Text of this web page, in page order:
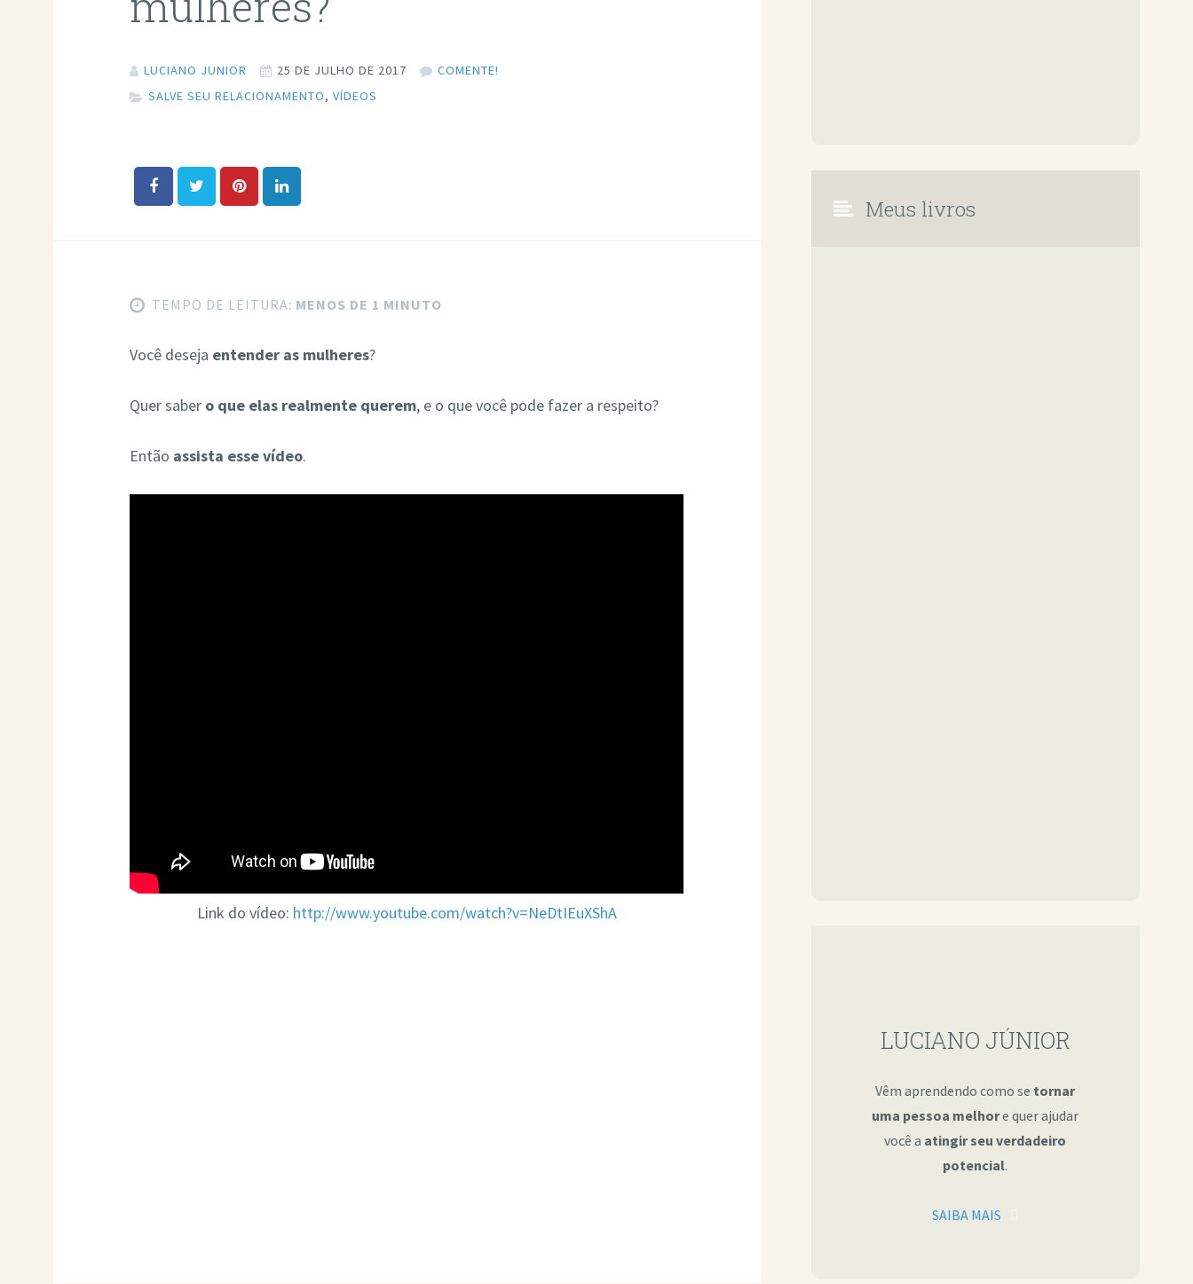
LUCIANO JUNIOR 25 DE JULHO DE 2017
COMENTE!
SALVE SEU RELACIONAMENTO,VÍDEOS
TEMPO DE LEITURA: MENOS DE 1 MINUTO
Você deseja entender as mulheres?
Quer saber o que elas realmente querem, e o que você pode fazer a respeito?
Então assista esse vídeo.
Link do vídeo: http://www.youtube.com/watch?v=NeDtIEuXShA
Meus livros
LUCIANO JÚNIOR
Vêm aprendendo como se tornar
uma pessoa melhore quer ajudar
você a atingir seu verdadeiro
potencial.
SAIBA MAIS